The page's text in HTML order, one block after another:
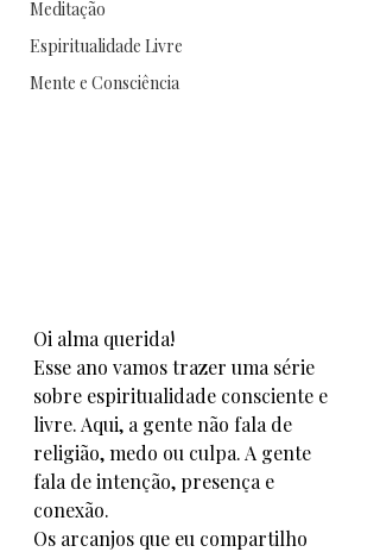
Meditação
Espiritualidade Livre
Mente e Consciência
Oi alma querida!
Esse ano vamos trazer uma série
sobre espiritualidade consciente e
livre. Aqui, a gente não fala de
religião, medo ou culpa. A gente
fala de intenção, presença e
conexão.
Os arcanjos que eu compartilho